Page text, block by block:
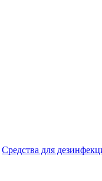
Средства для